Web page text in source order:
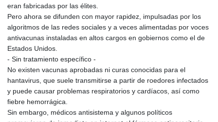
eran fabricadas por las élites.
Pero ahora se difunden con mayor rapidez, impulsadas por los
algoritmos de las redes sociales y a veces alimentadas por voces
antivacunas instaladas en altos cargos en gobiernos como el de
Estados Unidos.
- Sin tratamiento específico -
No existen vacunas aprobadas ni curas conocidas para el
hantavirus, que suele transmitirse a partir de roedores infectados
y puede causar problemas respiratorios y cardíacos, así como
fiebre hemorrágica.
Sin embargo, médicos antisistema y algunos políticos